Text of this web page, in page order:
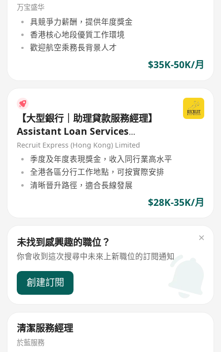
万宝盛华
具競爭力薪酬，提供年度獎金
香港核心地段優質工作環境
歡迎航空乘務長背景人才
$35K-50K/月
【大型銀行｜助理貸款服務經理】
Assistant Loan Services
Manager
Recruit Express (Hong Kong) Limited
季度及年度表現獎金，收入同行業高水平
全港各區分行工作地點，可按實際安排
清晰晉升路徑，適合長線發展
$28K-35K/月
未找到感興趣的職位？
你會收到這次搜尋中未來上新職位的訂閱通知
創建訂閱
清潔服務經理
於藍服務